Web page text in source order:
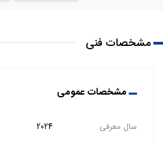
مشخصات فنی
مشخصات عمومی
سال معرفی 2024